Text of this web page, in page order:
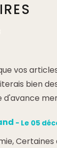
vos
bien
d'avance
- Le 05
Certaines